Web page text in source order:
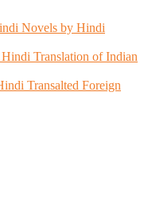
Novels by Hindi
Hindi Translation of Indian
Transalted Foreign